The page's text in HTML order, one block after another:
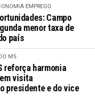
EMPREGO
Campo
menor taxa de
país
MS
reforça harmonia
visita
presidente e do vice